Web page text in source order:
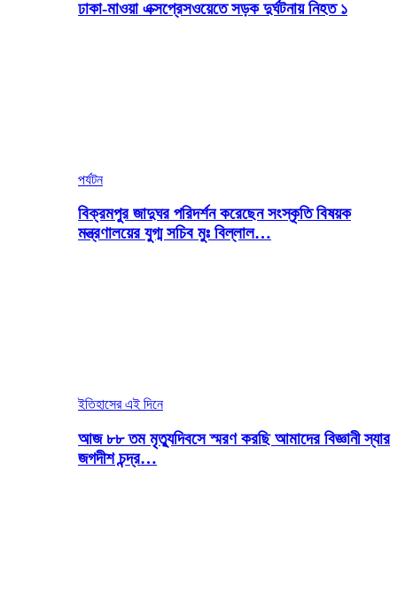
ঢাকা-মাওয়া এক্সপ্রেসওয়েতে সড়ক দুর্ঘটনায় নিহত ১
পর্যটন
বিক্রমপুর জাদুঘর পরিদর্শন করেছেন সংস্কৃতি বিষয়ক
মন্ত্রণালয়ের যুগ্ম সচিব মুঃ বিল্লাল…
ইতিহাসের এই দিনে
আজ ৮৮ তম মৃত্যুদিবসে স্মরণ করছি আমাদের বিজ্ঞানী স্যার
জগদীশ চন্দ্র…